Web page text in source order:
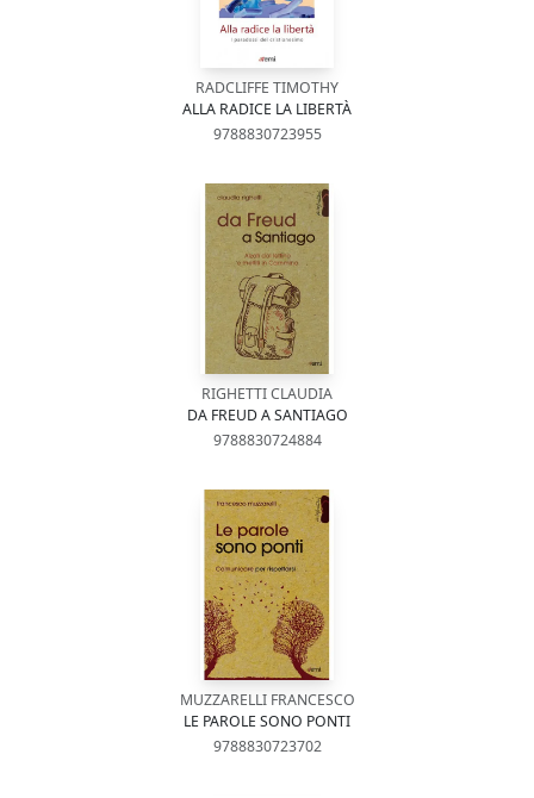
RADCLIFFE TIMOTHY
ALLA RADICE LA LIBERTÀ
9788830723955
RIGHETTI CLAUDIA
DA FREUD A SANTIAGO
9788830724884
MUZZARELLI FRANCESCO
LE PAROLE SONO PONTI
9788830723702